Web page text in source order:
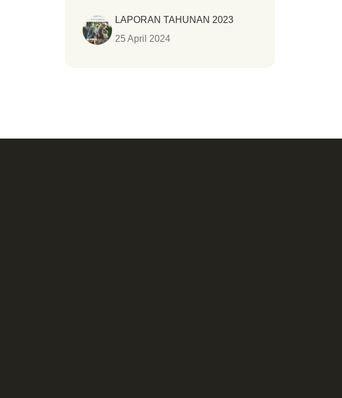
LAPORAN TAHUNAN 2023
25 April 2024